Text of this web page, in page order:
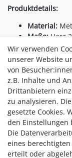
Produktdetails:
Material:
Maße:Herz
cm
Geeignet für
Für Innen-
Ein dekoratives
ideal als
Schein
Wir verwenden
unserer Website
von
z.B. Inhalte und
Drittanbietern
zu analysieren.
gesetzte Cookies.
den Einstellungen
Die
eines
erteilt oder